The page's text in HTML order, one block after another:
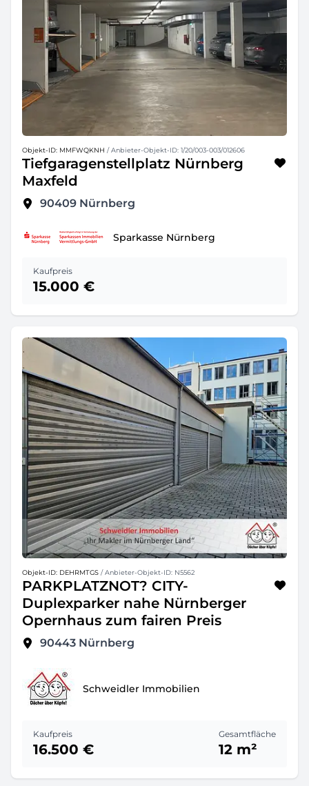
Objekt-ID: MMFWQKNH / Anbieter-Objekt-ID: 1/20/003-003/012606
Tiefgaragenstellplatz Nürnberg
Maxfeld
90409 Nürnberg
Sparkasse Nürnberg
Kaufpreis
15.000 €
Objekt-ID: DEHRMTGS / Anbieter-Objekt-ID: N5562
PARKPLATZNOT? CITY-
Duplexparker nahe Nürnberger
Opernhaus zum fairen Preis
90443 Nürnberg
Schweidler Immobilien
Kaufpreis
16.500 €
Gesamtfläche
12 m²